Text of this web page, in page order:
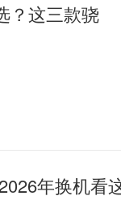
？这三款骁
年换机看